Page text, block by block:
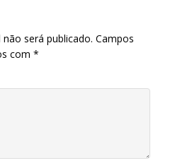
será publicado. Campos
com *